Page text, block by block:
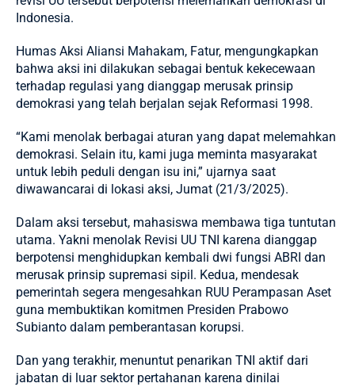
Indonesia.
Humas Aksi Aliansi Mahakam, Fatur, mengungkapkan
bahwa aksi ini dilakukan sebagai bentuk kekecewaan
terhadap regulasi yang dianggap merusak prinsip
demokrasi yang telah berjalan sejak Reformasi 1998.
“Kami menolak berbagai aturan yang dapat melemahkan
demokrasi. Selain itu, kami juga meminta masyarakat
untuk lebih peduli dengan isu ini,” ujarnya saat
diwawancarai di lokasi aksi, Jumat (21/3/2025).
Dalam aksi tersebut, mahasiswa membawa tiga tuntutan
utama. Yakni menolak Revisi UU TNI karena dianggap
berpotensi menghidupkan kembali dwi fungsi ABRI dan
merusak prinsip supremasi sipil. Kedua, mendesak
pemerintah segera mengesahkan RUU Perampasan Aset
guna membuktikan komitmen Presiden Prabowo
Subianto dalam pemberantasan korupsi.
Dan yang terakhir, menuntut penarikan TNI aktif dari
jabatan di luar sektor pertahanan karena dinilai